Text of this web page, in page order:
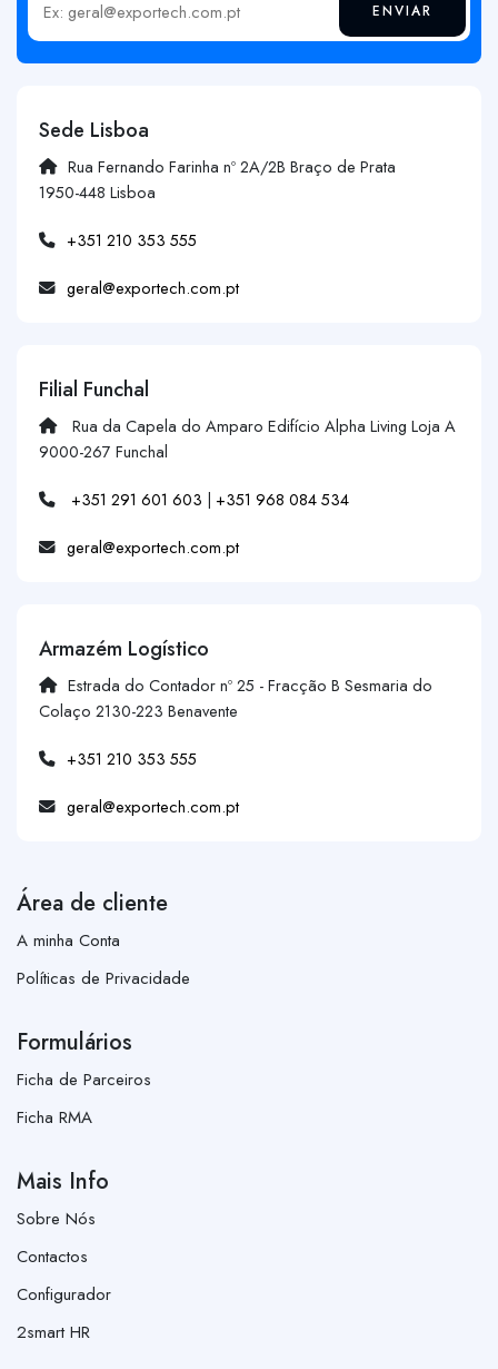
Insira o seu email ENVIAR
Sede Lisboa
Rua Fernando Farinha nº 2A/2B Braço de Prata
1950-448 Lisboa
+351 210 353 555
geral@exportech.com.pt
Filial Funchal
Rua da Capela do Amparo Edifício Alpha Living Loja A
9000-267 Funchal
+351 291 601 603 | +351 968 084 534
geral@exportech.com.pt
Armazém Logístico
Estrada do Contador nº 25 - Fracção B Sesmaria do
Colaço 2130-223 Benavente
+351 210 353 555
geral@exportech.com.pt
Área de cliente
A minha Conta
Políticas de Privacidade
Formulários
Ficha de Parceiros
Ficha RMA
Mais Info
Sobre Nós
Contactos
Configurador
2smart HR